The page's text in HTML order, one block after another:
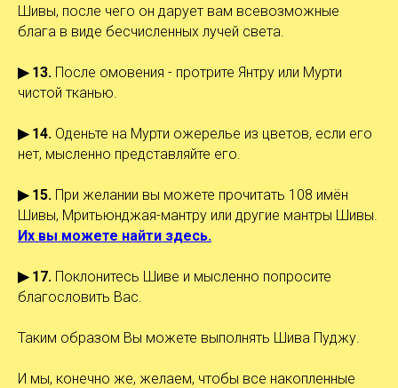
Шивы, после чего он дарует вам всевозможные
блага в виде бесчисленных лучей света.
▶ 13. После омовения - протрите Янтру или Мурти
чистой тканью.
▶ 14. Оденьте на Мурти ожерелье из цветов, если его
нет, мысленно представляйте его.
▶ 15. При желании вы можете прочитать 108 имён
Шивы, Мритьюнджая-мантру или другие мантры Шивы.
Их вы можете найти здесь.
▶ 17. Поклонитесь Шиве и мысленно попросите
благословить Вас.
Таким образом Вы можете выполнять Шива Пуджу.
И мы, конечно же, желаем, чтобы все накопленные